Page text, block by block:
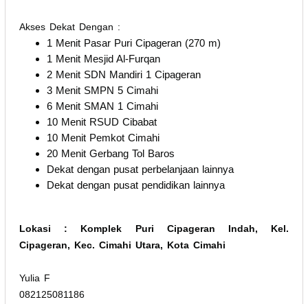
Akses Dekat Dengan :
1 Menit Pasar Puri Cipageran (270 m)
1 Menit Mesjid Al-Furqan
2 Menit SDN Mandiri 1 Cipageran
3 Menit SMPN 5 Cimahi
6 Menit SMAN 1 Cimahi
10 Menit RSUD Cibabat
10 Menit Pemkot Cimahi
20 Menit Gerbang Tol Baros
Dekat dengan pusat perbelanjaan lainnya
Dekat dengan pusat pendidikan lainnya
Lokasi : Komplek Puri Cipageran Indah, Kel.
Cipageran, Kec. Cimahi Utara, Kota Cimahi
Yulia F
082125081186